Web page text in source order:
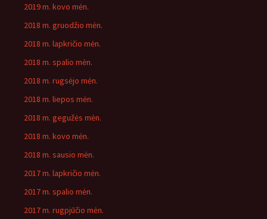
2019 m. kovo mėn.
2018 m. gruodžio mėn.
2018 m. lapkričio mėn.
2018 m. spalio mėn.
2018 m. rugsėjo mėn.
2018 m. liepos mėn.
2018 m. gegužės mėn.
2018 m. kovo mėn.
2018 m. sausio mėn.
2017 m. lapkričio mėn.
2017 m. spalio mėn.
2017 m. rugpjūčio mėn.